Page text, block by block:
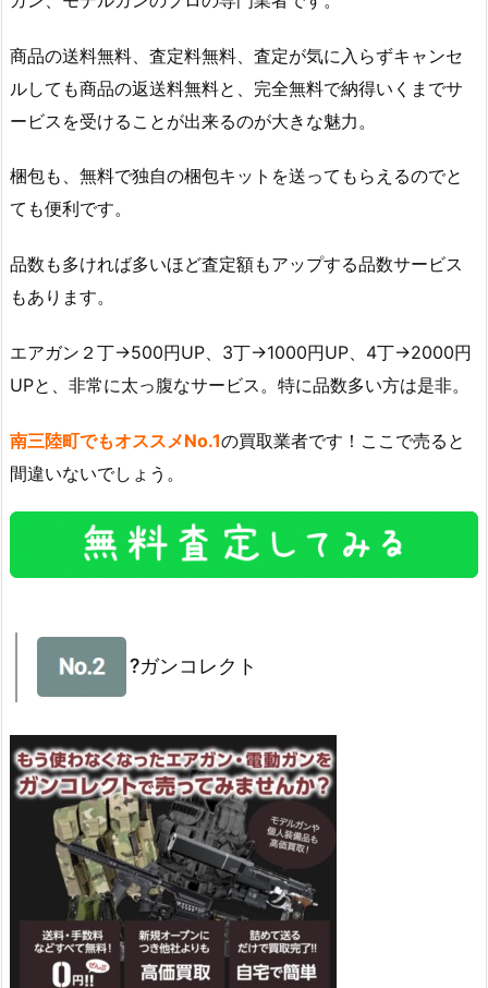
商品の送料無料、査定料無料、査定が気に入らずキャンセ
ルしても商品の返送料無料と、完全無料で納得いくまでサ
ービスを受けることが出来るのが大きな魅力。
梱包も、無料で独自の梱包キットを送ってもらえるのでと
ても便利です。
品数も多ければ多いほど査定額もアップする品数サービス
もあります。
エアガン２丁→500円UP、3丁→1000円UP、4丁→2000円
UPと、非常に太っ腹なサービス。特に品数多い方は是非。
南三陸町でもオススメNo.1の買取業者です！ここで売ると
間違いないでしょう。
?ガンコレクト